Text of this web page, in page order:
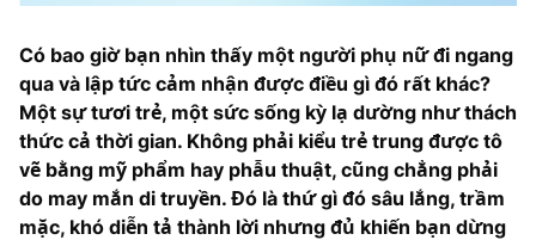
Có bao giờ bạn nhìn thấy một người phụ nữ đi ngang
qua và lập tức cảm nhận được điều gì đó rất khác?
Một sự tươi trẻ, một sức sống kỳ lạ dường như thách
thức cả thời gian. Không phải kiểu trẻ trung được tô
vẽ bằng mỹ phẩm hay phẫu thuật, cũng chẳng phải
do may mắn di truyền. Đó là thứ gì đó sâu lắng, trầm
mặc, khó diễn tả thành lời nhưng đủ khiến bạn dừng